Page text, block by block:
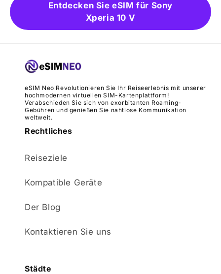
Entdecken Sie eSIM für Sony
Xperia 10 V
eSIM Neo Revolutionieren Sie Ihr Reiseerlebnis mit unserer
hochmodernen virtuellen SIM-Kartenplattform!
Verabschieden Sie sich von exorbitanten Roaming-
Gebühren und genießen Sie nahtlose Kommunikation
weltweit.
Rechtliches
Reiseziele
Kompatible Geräte
Der Blog
Kontaktieren Sie uns
Städte